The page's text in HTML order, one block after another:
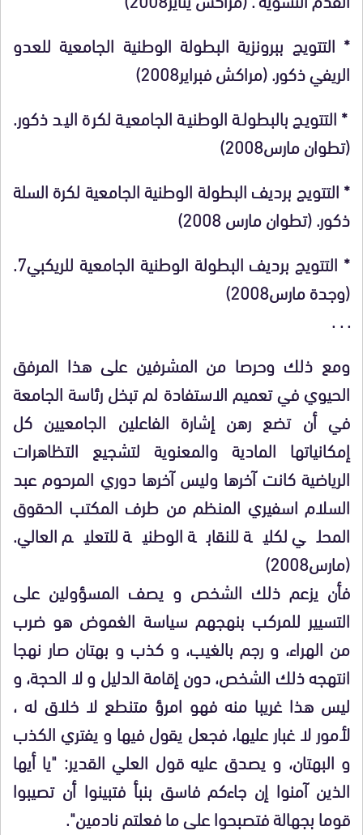
* التتويج ببرونزية البطولة الوطنية الجامعية للعدو
الريفي ذكور. (مراكش فبراير2008)
* التتويج بالبطولة الوطنية الجامعية لكرة اليد ذكور.
(تطوان مارس2008)
* التتويج برديف البطولة الوطنية الجامعية لكرة السلة
ذكور. (تطوان مارس 2008)
* التتويج برديف البطولة الوطنية الجامعية للريكبي7.
(وجدة مارس2008)
. . .
ومع ذلك وحرصا من المشرفين على هذا المرفق
الحيوي في تعميم الاستفادة لم تبخل رئاسة الجامعة
في أن تضع رهن إشارة الفاعلين الجامعيين كل
إمكانياتها المادية والمعنوية لتشجيع التظاهرات
الرياضية كانت آخرها وليس آخرها دوري المرحوم عبد
السلام اسفيري المنظم من طرف المكتب الحقوق
المحلي لكلية للنقابة الوطنية للتعليم العالي.
(مارس2008)
فأن يزعم ذلك الشخص و يصف المسؤولين على
التسيير للمركب بنهجهم سياسة الغموض هو ضرب
من الهراء، و رجم بالغيب، و كذب و بهتان صار نهجا
انتهجه ذلك الشخص، دون إقامة الدليل و لا الحجة، و
ليس هذا غريبا منه فهو امرؤ متنطع لا خلاق له ،
لأمور لا غبار عليها، فجعل يقول فيها و يفتري الكذب
و البهتان، و يصدق عليه قول العلي القدير: "يا أيها
الذين آمنوا إن جاءكم فاسق بنبأ فتبينوا أن تصيبوا
قوما بجهالة فتصبحوا على ما فعلتم نادمين".